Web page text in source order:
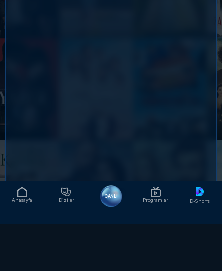
Anasayfa Diziler
CANLI
Programlar D-Shorts